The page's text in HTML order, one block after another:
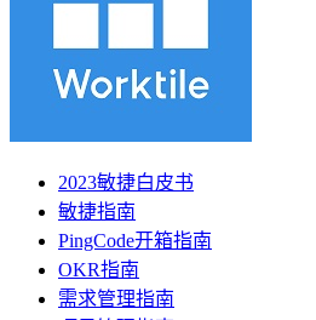
2023敏捷白皮书
敏捷指南
PingCode开箱指南
OKR指南
需求管理指南